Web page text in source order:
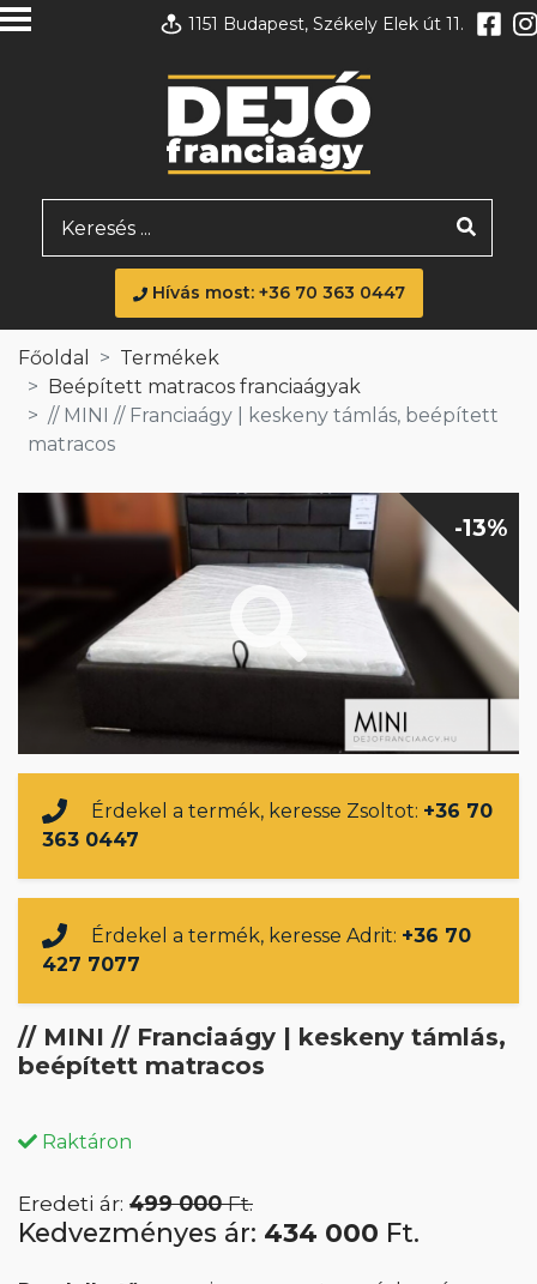
1151 Budapest, Székely Elek út 11.
Hívás most: +36 70 363 0447
Főoldal
Termékek
Beépített matracos franciaágyak
// MINI // Franciaágy | keskeny támlás, beépített
matracos
-13%
Érdekel a termék, keresse Zsoltot: +36 70
363 0447
Érdekel a termék, keresse Adrit: +36 70
427 7077
// MINI // Franciaágy | keskeny támlás,
beépített matracos
Raktáron
Eredeti ár: 499 000Ft.
Kedvezményes ár: 434 000 Ft.